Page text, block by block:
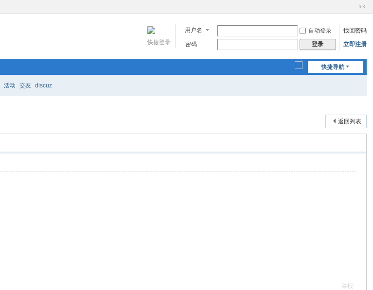
切
到
窄
用户名 自动登录
找回密码
密码
登录 立即注册
快捷登录
快捷导航
活动 交友 discuz
返回列表
举报